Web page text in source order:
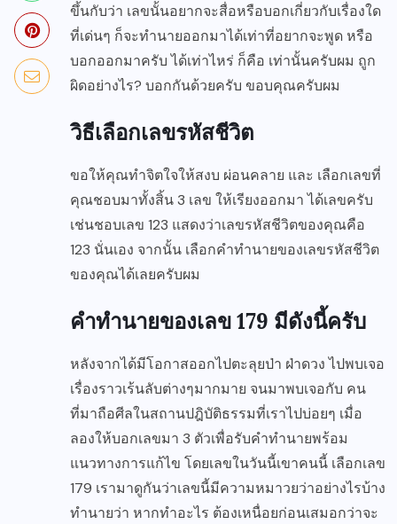
ขึ้นกับว่า เลขนั้นอยากจะสื่อหรือบอกเกี่ยวกับเรื่องใด
ที่เด่นๆ ก็จะทำนายออกมาได้เท่าที่อยากจะพูด หรือ
บอกออกมาครับ ได้เท่าไหร่ ก็คือ เท่านั้นครับผม ถูก
ผิดอย่างไร? บอกกันด้วยครับ ขอบคุณครับผม
วิธีเลือกเลขรหัสชีวิต
ขอให้คุณทำจิตใจให้สงบ ผ่อนคลาย และ เลือกเลขที่
คุณชอบมาทั้งสิ้น 3 เลข ให้เรียงออกมา ได้เลขครับ
เช่นชอบเลข 123 แสดงว่าเลขรหัสชีวิตของคุณคือ
123 นั่นเอง จากนั้น เลือกคำทำนายของเลขรหัสชีวิต
ของคุณได้เลยครับผม
คำทำนายของเลข 179 มีดังนี้ครับ
หลังจากได้มีโอกาสออกไปตะลุยป่า ฝ่าดวง ไปพบเจอ
เรื่องราวเร้นลับต่างๆมากมาย จนมาพบเจอกับ คน
ที่มาถือศีลในสถานปฎิบัติธรรมที่เราไปบ่อยๆ เมื่อ
ลองให้บอกเลขมา 3 ตัวเพื่อรับคำทำนายพร้อม
แนวทางการแก้ไข โดยเลขในวันนี้เขาคนนี้ เลือกเลข
179 เรามาดูกันว่าเลขนี้มีความหมาวยว่าอย่างไรบ้าง
ทำนายว่า หากทำอะไร ต้องเหนื่อยก่อนเสมอกว่าจะ